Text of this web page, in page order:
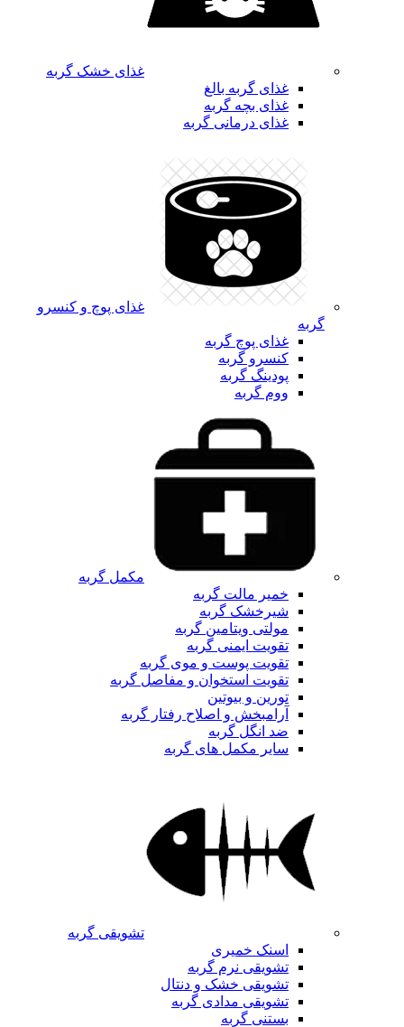
غذای خشک گربه
غذای گربه بالغ
غذای بچه گربه
غذای درمانی گربه
غذای پوچ و کنسرو
گربه
غذای پوچ گربه
کنسرو گربه
پودینگ گربه
ووم گربه
مکمل گربه
خمیر مالت گربه
شیرخشک گربه
مولتی ویتامین گربه
تقویت ایمنی گربه
تقویت پوست و موی گربه
تقویت استخوان و مفاصل گربه
تورین و بیوتین
آرامبخش و اصلاح رفتار گربه
ضد انگل گربه
سایر مکمل های گربه
تشویقی گربه
اسنک خمیری
تشویقی نرم گربه
تشویقی خشک و دنتال
تشویقی مدادی گربه
بستنی گربه